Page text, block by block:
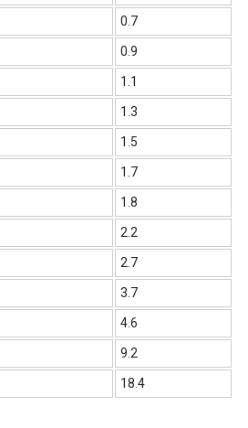
0.7
0.9
1.1
1.3
1.5
1.7
1.8
2.2
2.7
3.7
4.6
9.2
18.4